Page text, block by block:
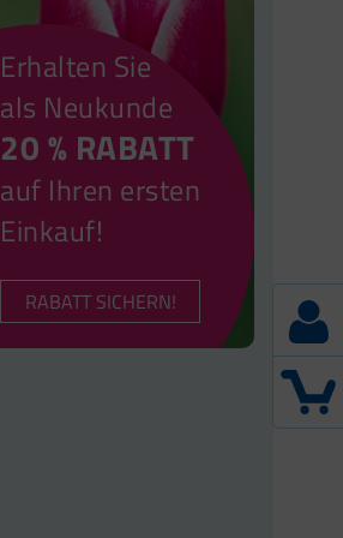
Erhalten Sie
als Neukunde
20 % RABATT
auf Ihren ersten
Einkauf!
RABATT SICHERN!